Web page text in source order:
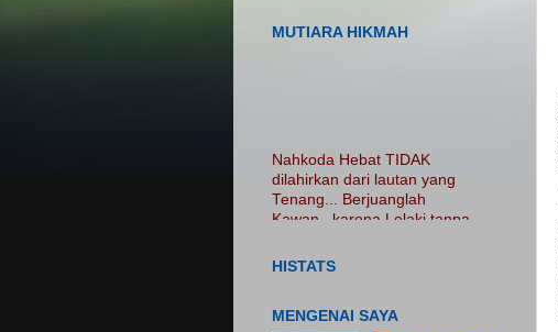
MUTIARA HIKMAH
dilahirkan dari lautan yang
Tenang... Berjuanglah
Kawan.. karena Lelaki tanpa
luka adalah Lelaki Tanpa
PROSES.. Jangan Hanya
HISTATS
MENGENAI SAYA